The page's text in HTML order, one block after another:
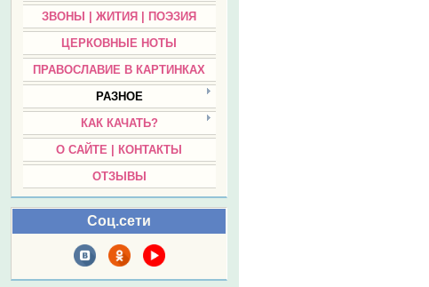
ЗВОНЫ | ЖИТИЯ | ПОЭЗИЯ
ЦЕРКОВНЫЕ НОТЫ
ПРАВОСЛАВИЕ В КАРТИНКАХ
РАЗНОЕ
КАК КАЧАТЬ?
О САЙТЕ | КОНТАКТЫ
ОТЗЫВЫ
Соц.сети